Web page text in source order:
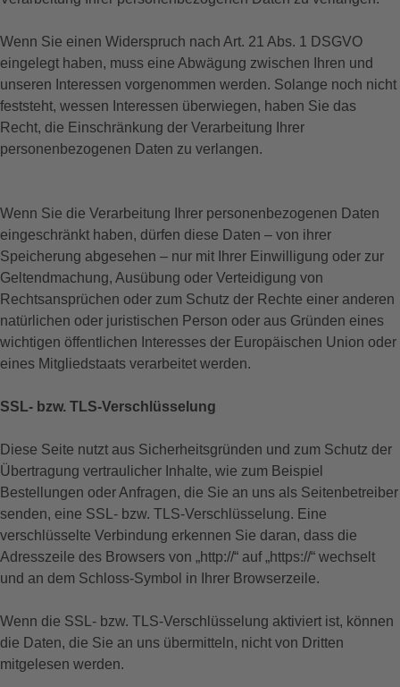
Wenn Sie einen Widerspruch nach Art. 21 Abs. 1 DSGVO
eingelegt haben, muss eine Abwägung zwischen Ihren und
unseren Interessen vorgenommen werden. Solange noch nicht
feststeht, wessen Interessen überwiegen, haben Sie das
Recht, die Einschränkung der Verarbeitung Ihrer
personenbezogenen Daten zu verlangen.
Wenn Sie die Verarbeitung Ihrer personenbezogenen Daten
eingeschränkt haben, dürfen diese Daten – von ihrer
Speicherung abgesehen – nur mit Ihrer Einwilligung oder zur
Geltendmachung, Ausübung oder Verteidigung von
Rechtsansprüchen oder zum Schutz der Rechte einer anderen
natürlichen oder juristischen Person oder aus Gründen eines
wichtigen öffentlichen Interesses der Europäischen Union oder
eines Mitgliedstaats verarbeitet werden.
SSL- bzw. TLS-Verschlüsselung
Diese Seite nutzt aus Sicherheitsgründen und zum Schutz der
Übertragung vertraulicher Inhalte, wie zum Beispiel
Bestellungen oder Anfragen, die Sie an uns als Seitenbetreiber
senden, eine SSL- bzw. TLS-Verschlüsselung. Eine
verschlüsselte Verbindung erkennen Sie daran, dass die
Adresszeile des Browsers von „http://“ auf „https://“ wechselt
und an dem Schloss-Symbol in Ihrer Browserzeile.
Wenn die SSL- bzw. TLS-Verschlüsselung aktiviert ist, können
die Daten, die Sie an uns übermitteln, nicht von Dritten
mitgelesen werden.